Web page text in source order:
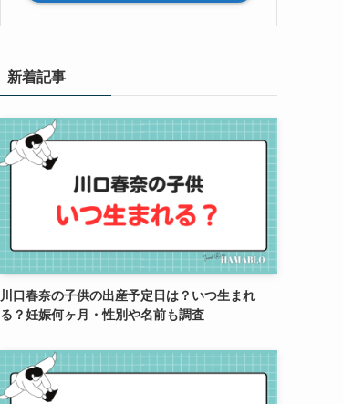
新着記事
川口春奈の子供の出産予定日は？いつ生まれ
る？妊娠何ヶ月・性別や名前も調査